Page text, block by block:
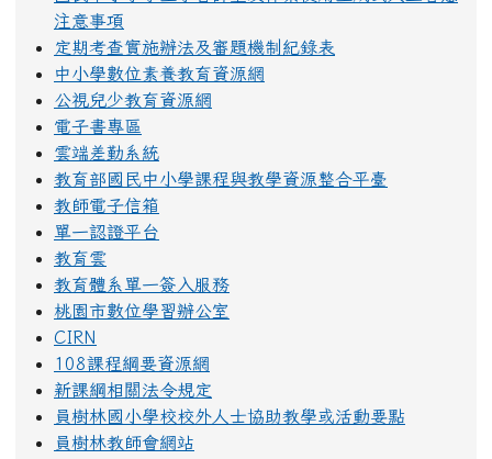
注意事項
定期考查實施辦法及審題機制紀錄表
中小學數位素養教育資源網
公視兒少教育資源網
電子書專區
雲端差勤系統
教育部國民中小學課程與教學資源整合平臺
教師電子信箱
單一認證平台
教育雲
教育體系單一簽入服務
桃園市數位學習辦公室
CIRN
108課程綱要資源網
新課綱相關法令規定
員樹林國小學校校外人士協助教學或活動要點
員樹林教師會網站